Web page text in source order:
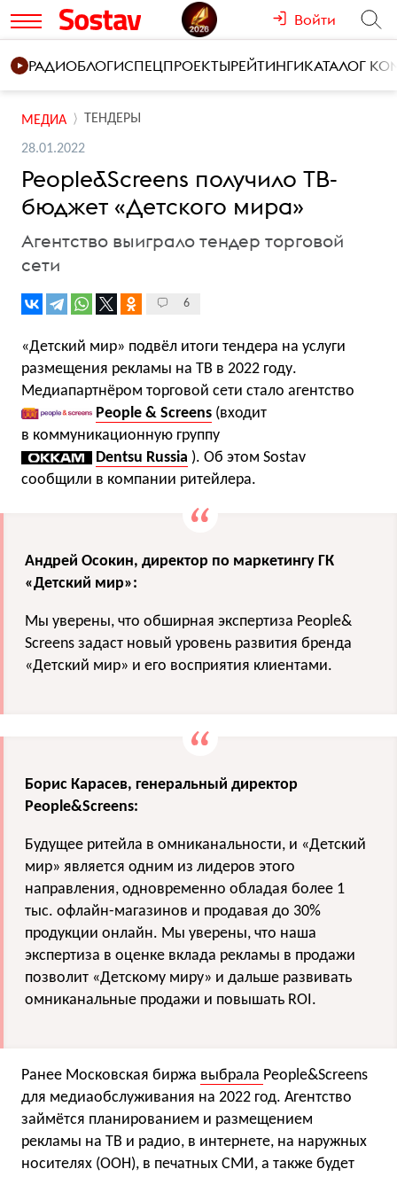
Войти
РАДИОБЛОГИСПЕЦПРОЕКТЫРЕЙТИНГИКАТАЛОГ
МЕДИА ТЕНДЕРЫ
28.01.2022
People&Screens получило ТВ-
бюджет «Детского мира»
Агентство выиграло тендер торговой
сети
6
«Детский мир» подвёл итоги тендера на услуги
размещения рекламы на ТВ в 2022 году.
Медиапартнёром торговой сети стало агентство
People & Screens (входит
в коммуникационную группу
Dentsu Russia ). Об этом Sostav
сообщили в компании ритейлера.
Андрей Осокин, директор по маркетингу ГК
«Детский мир»:
Мы уверены, что обширная экспертиза People&
Screens задаст новый уровень развития бренда
«Детский мир» и его восприятия клиентами.
Борис Карасев, генеральный директор
People&Screens:
Будущее ритейла в омниканальности, и «Детский
мир» является одним из лидеров этого
направления, одновременно обладая более 1
тыс. офлайн-магазинов и продавая до 30%
продукции онлайн. Мы уверены, что наша
экспертиза в оценке вклада рекламы в продажи
позволит «Детскому миру» и дальше развивать
омниканальные продажи и повышать ROI.
Ранее Московская биржа выбрала People&Screens
для медиаобслуживания на 2022 год. Агентство
займётся планированием и размещением
рекламы на ТВ и радио, в интернете, на наружных
носителях (ООН), в печатных СМИ, а также будет